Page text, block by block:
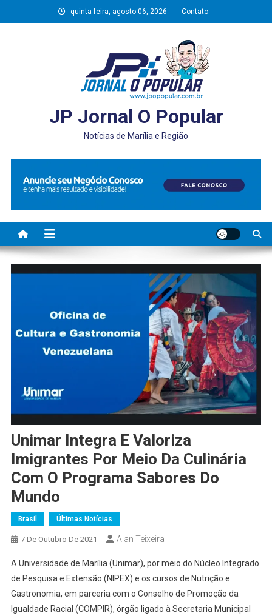
to
quinta-feira, agosto 06, 2026 Contato
JP Jornal O Popular
Notícias de Marília e Região
Unimar Integra E Valoriza
Imigrantes Por Meio Da Culinária
Com O Programa Sabores Do
Mundo
Brasil Últimas Notícias
7 De Outubro De 2021 Alan Teixeira
A Universidade de Marília (Unimar), por meio do Núcleo Integrado
de Pesquisa e Extensão (NIPEX) e os cursos de Nutrição e
Gastronomia, em parceria com o Conselho de Promoção da
Igualdade Racial (COMPIR), órgão ligado à Secretaria Municipal